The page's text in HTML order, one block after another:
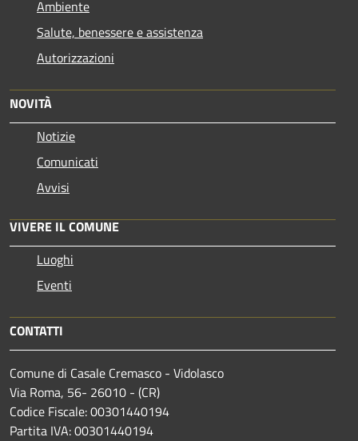
Ambiente
Salute, benessere e assistenza
Autorizzazioni
NOVITÀ
Notizie
Comunicati
Avvisi
VIVERE IL COMUNE
Luoghi
Eventi
CONTATTI
Comune di Casale Cremasco - Vidolasco
Via Roma, 56- 26010 - (CR)
Codice Fiscale: 00301440194
Partita IVA: 00301440194